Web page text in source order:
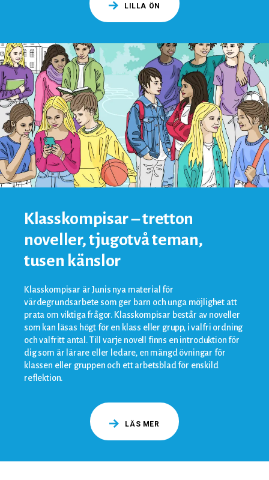
LILLA ÖN
Klasskompisar – tretton
noveller, tjugotvå teman,
tusen känslor
Klasskompisar är Junis nya material för
värdegrundsarbete som ger barn och unga möjlighet att
prata om viktiga frågor. Klasskompisar består av noveller
som kan läsas högt för en klass eller grupp, i valfri ordning
och valfritt antal. Till varje novell finns en introduktion för
dig som är lärare eller ledare, en mängd övningar för
klassen eller gruppen och ett arbetsblad för enskild
reflektion.
LÄS MER